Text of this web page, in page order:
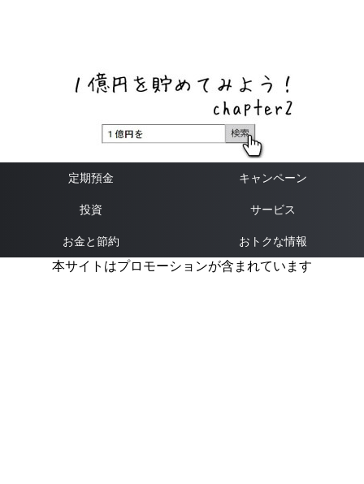
定期預金 キャンペーン
投資 サービス
お金と節約 おトクな情報
本サイトはプロモーションが含まれています